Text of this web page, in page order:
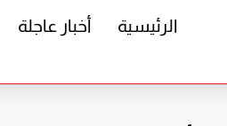
الرئيسية أخبار عاجلة